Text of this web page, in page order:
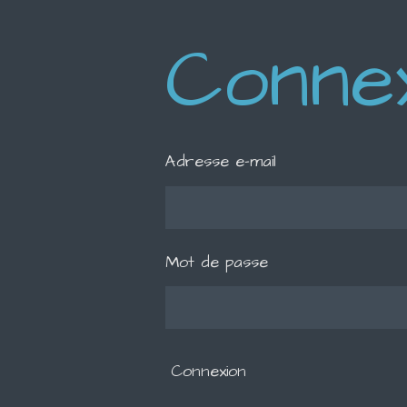
Adresse e-mail
Mot de passe
Connexion